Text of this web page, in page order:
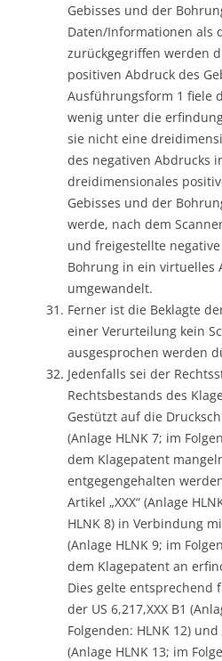
Gebisses und der
Daten/Informationen als
zurückgegriffen werden
positiven Abdruck des
Ausführungsform 1 fiele
wenig unter die
sie nicht eine
des negativen Abdrucks
dreidimensionales
Gebisses und der
werde, nach dem
und freigestellte
Bohrung in ein virtuelles
umgewandelt.
Ferner ist die Beklagte
einer Verurteilung kein
ausgesprochen werden
Jedenfalls sei der
Rechtsbestands des
Gestützt auf die
(Anlage HLNK 7; im
dem Klagepatent
entgegengehalten
Artikel „XXX“ (Anlage
HLNK 8) in Verbindung
(Anlage HLNK 9; im
dem Klagepatent an
Dies gelte entsprechend
der US 6,217,XXX B1
Folgenden: HLNK 12) und
(Anlage HLNK 13; im